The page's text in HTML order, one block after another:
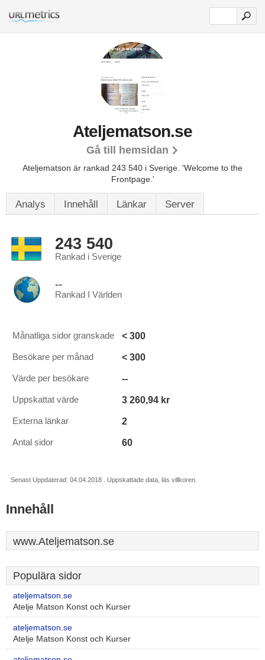
Ateljematson.se
Gå till hemsidan
Ateljematson är rankad 243 540 i Sverige. 'Welcome to the
Frontpage.'
Analys Innehåll Länkar Server
243 540
Rankad i Sverige
--
Rankad I Världen
Månatliga sidor granskade < 300
Besökare per månad < 300
Värde per besökare --
Uppskattat värde 3 260,94 kr
Externa länkar 2
Antal sidor 60
Senast Uppdaterad: 04.04.2018 . Uppskattade data, läs villkoren.
Innehåll
www.Ateljematson.se
Populära sidor
ateljematson.se
Atelje Matson Konst och Kurser
ateljematson.se
Atelje Matson Konst och Kurser